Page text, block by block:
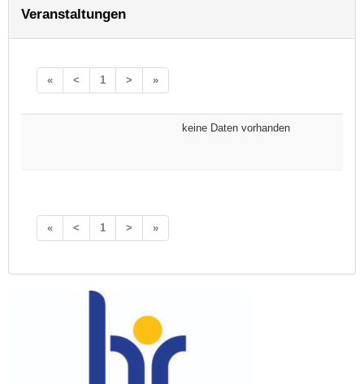
Veranstaltungen
« < 1 > »
keine Daten vorhanden
« < 1 > »